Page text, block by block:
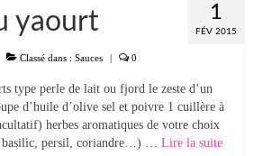
1
FÉV 2015
yaourt
Classé dans : Sauces | 0
type perle de lait ou fjord le zeste d’un
d’huile d’olive sel et poivre 1 cuillère à
herbes aromatiques de votre choix
basilic, persil, coriandre…) … Lire la suite­­